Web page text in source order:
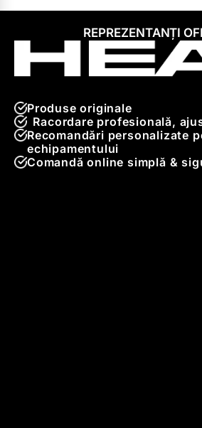
REPREZENTANȚI
Produse originale
Racordare profesională,
Recomandări personalizate
echipamentului
Comandă online simplă &